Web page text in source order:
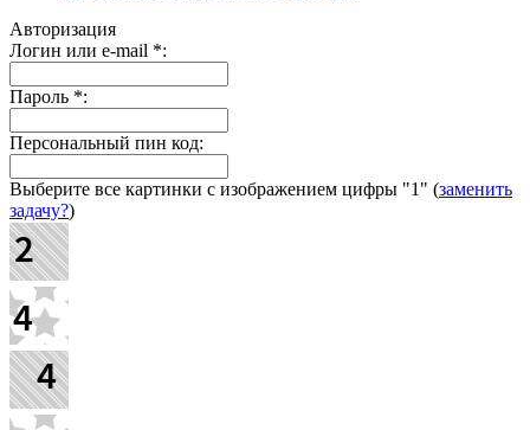
Авторизация
Логин или e-mail *:
Пароль *:
Персональный пин код:
Выберите все картинки с изображением цифры "1" (заменить
задачу?)